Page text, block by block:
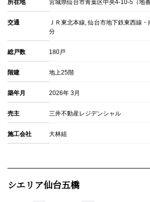
所在地 宮城県仙台市青葉区中央4-10-5（地番
交通
ＪＲ東北本線, 仙台市地下鉄東西線
分
総戸数 180戸
階建 地上25階
築年月 2026年 3月
売主 三井不動産レジデンシャル
施工会社 大林組
シエリア仙台五橋